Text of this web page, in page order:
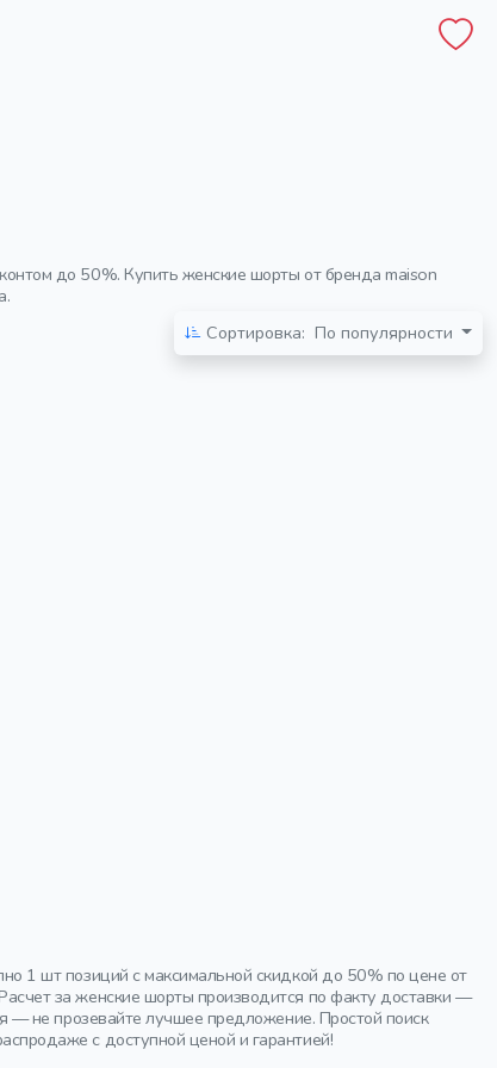
до 50%. Купить женские шорты от бренда maison
Сортировка: По популярности
1 шт позиций с максимальной скидкой до 50% по цене от
за женские шорты производится по факту доставки —
— не прозевайте лучшее предложение. Простой поиск
с доступной ценой и гарантией!